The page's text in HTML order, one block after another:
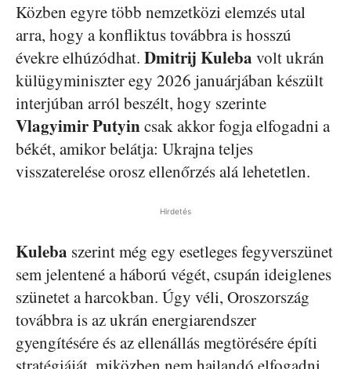
Közben egyre több nemzetközi elemzés utal
arra, hogy a konfliktus továbbra is hosszú
évekre elhúzódhat. Dmitrij Kuleba volt ukrán
külügyminiszter egy 2026 januárjában készült
interjúban arról beszélt, hogy szerinte
Vlagyimir Putyincsak akkor fogja elfogadni a
békét, amikor belátja: Ukrajna teljes
visszaterelése orosz ellenőrzés alá lehetetlen.
Hirdetés
Kuleba szerint még egy esetleges fegyverszünet
sem jelentené a háború végét, csupán ideiglenes
szünetet a harcokban. Úgy véli, Oroszország
továbbra is az ukrán energiarendszer
gyengítésére és az ellenállás megtörésére építi